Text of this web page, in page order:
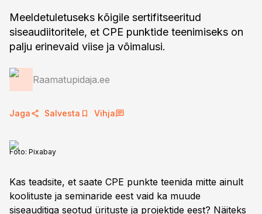
Meeldetuletuseks kõigile sertifitseeritud
siseaudiitoritele, et CPE punktide teenimiseks on
palju erinevaid viise ja võimalusi.
Raamatupidaja.ee
Jaga Salvesta Vihja
Foto: Pixabay
Kas teadsite, et saate CPE punkte teenida mitte ainult
koolituste ja seminaride eest vaid ka muude
siseauditiga seotud ürituste ja projektide eest? Näiteks